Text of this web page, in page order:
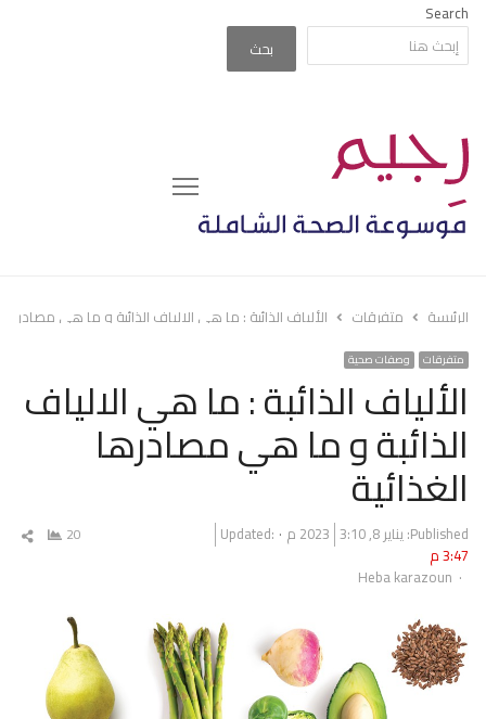
Search
بحث
Menu
الرئيسة متفرقات الألياف الذائبة : ما هي الالياف الذائبة و ما هي مصادرها
متفرقات وصفات صحية
الألياف الذائبة : ما هي الالياف
الذائبة و ما هي مصادرها
الغذائية
Published: يناير 8, 2023 3:10 م
Updated:
3:47 م
Author
Heba karazoun
20